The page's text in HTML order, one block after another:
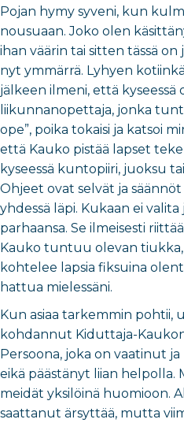
Pojan hymy syveni, kun
nousuaan. Joko olen
ihan väärin tai sitten tässä
nyt ymmärrä. Lyhyen
jälkeen ilmeni, että kyseessä
liikunnanopettaja, jonka
ope”, poika tokaisi ja katsoi
että Kauko pistää lapset
kyseessä kuntopiiri, juoksu
Ohjeet ovat selvät ja säännöt
yhdessä läpi. Kukaan ei
parhaansa. Se ilmeisesti
Kauko tuntuu olevan
kohtelee lapsia fiksuina
hattua mielessäni.
Kun asiaa tarkemmin pohtii,
kohdannut Kiduttaja-
Persoona, joka on vaatinut
eikä päästänyt liian
meidät yksilöinä huomioon.
saattanut ärsyttää, mutta